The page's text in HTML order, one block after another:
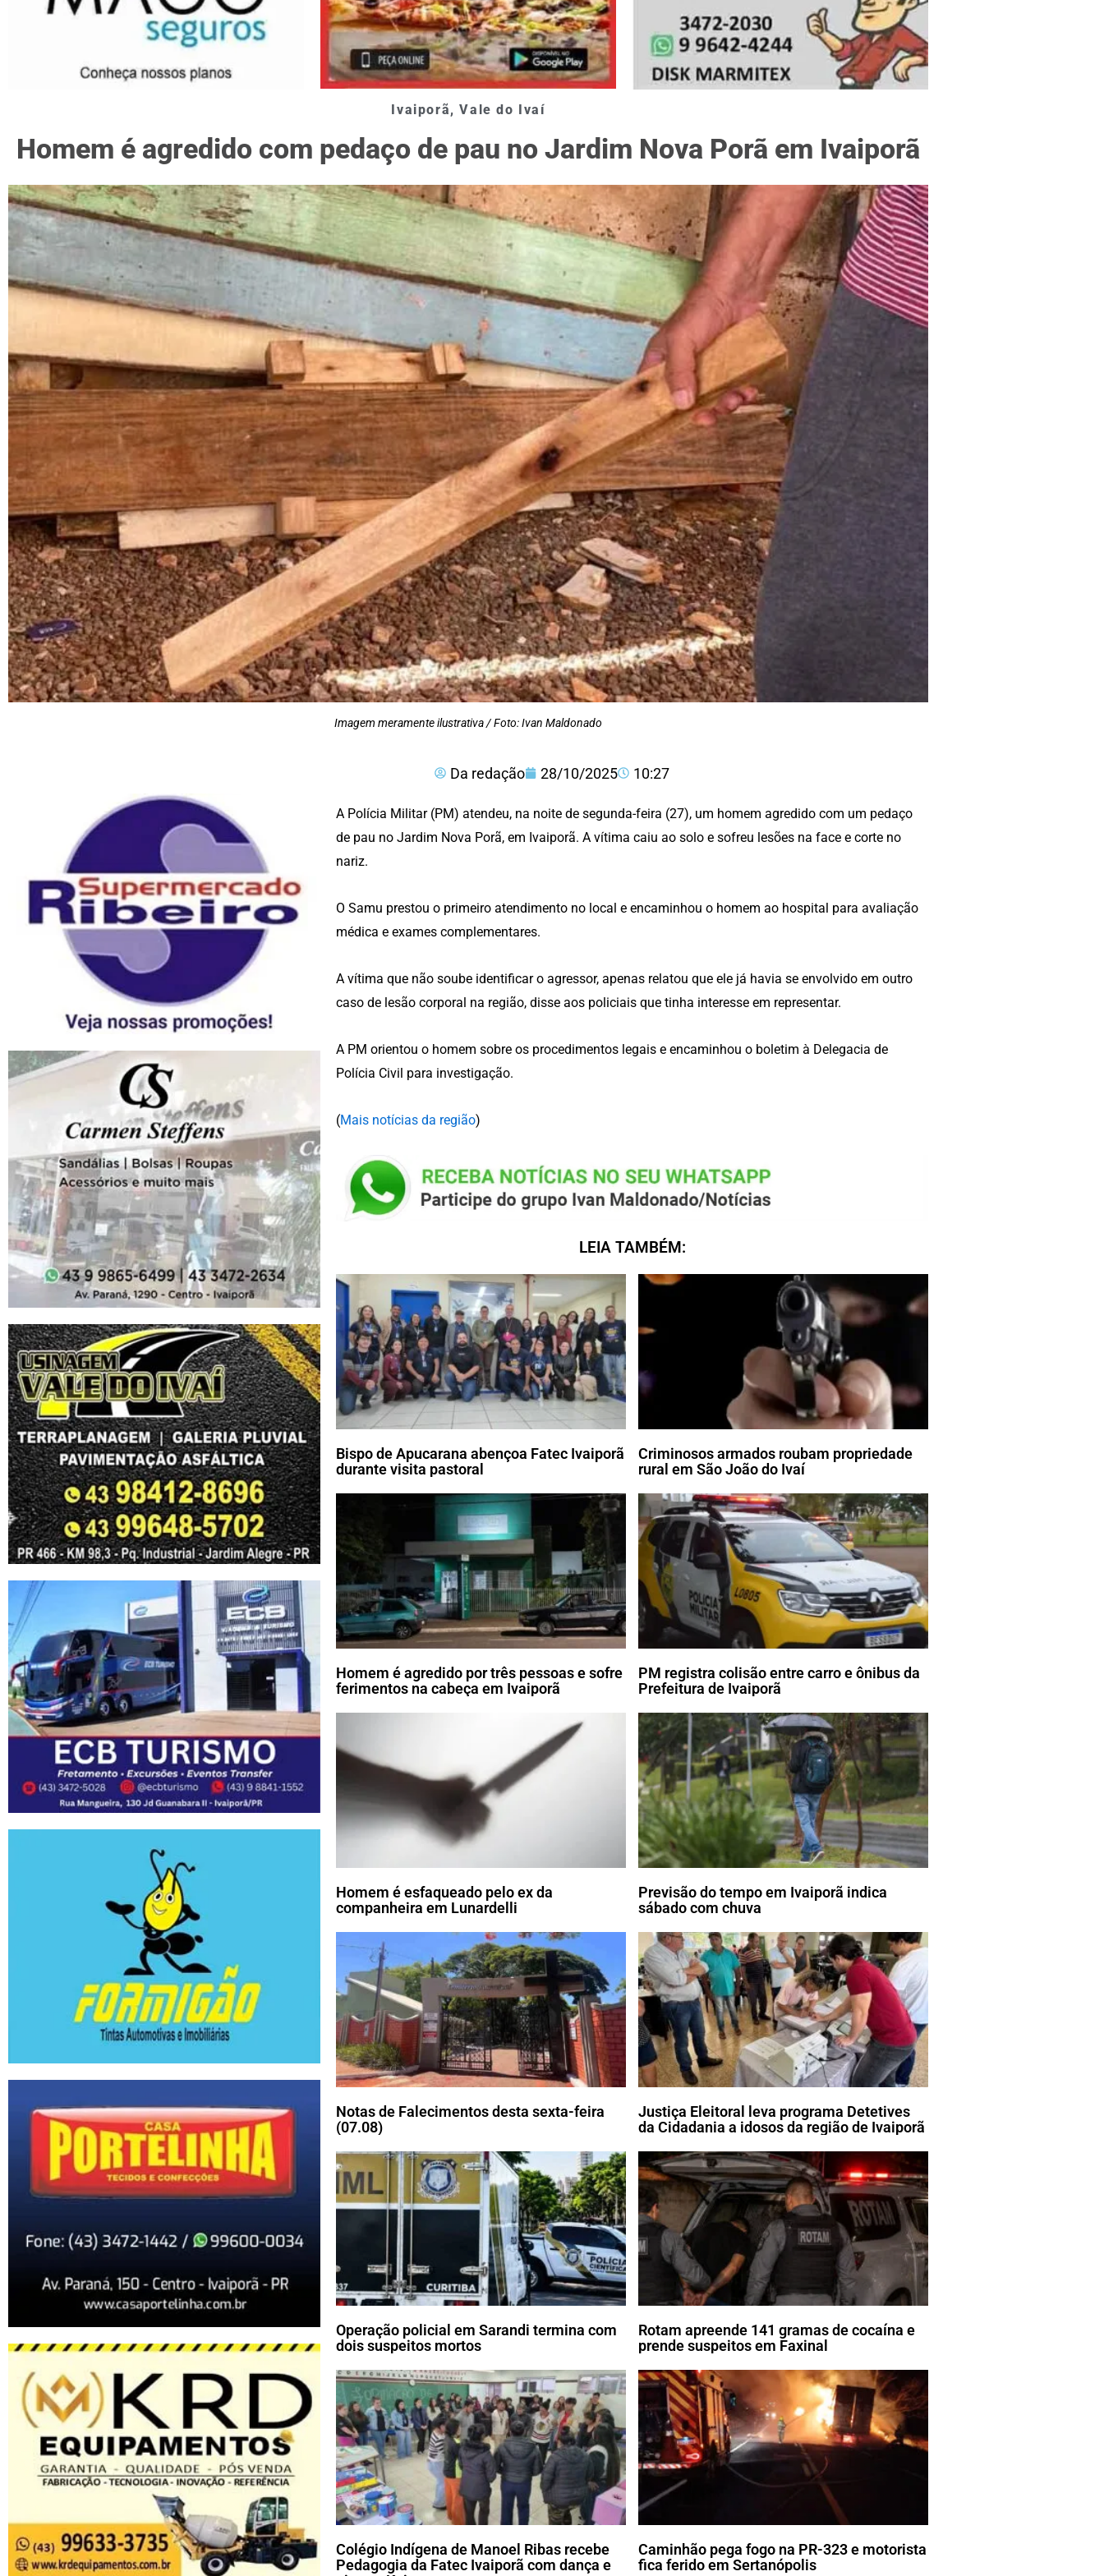
Ivaiporã,Vale do Ivaí
Homem é agredido com pedaço de pau no Jardim Nova Porã em Ivaiporã
Imagem meramente ilustrativa / Foto: Ivan Maldonado
Da redação 28/10/2025 10:27
A Polícia Militar (PM) atendeu, na noite de segunda-feira (27), um homem agredido com um pedaço
de pau no Jardim Nova Porã, em Ivaiporã. A vítima caiu ao solo e sofreu lesões na face e corte no
nariz.
O Samu prestou o primeiro atendimento no local e encaminhou o homem ao hospital para avaliação
médica e exames complementares.
A vítima que não soube identificar o agressor, apenas relatou que ele já havia se envolvido em outro
caso de lesão corporal na região, disse aos policiais que tinha interesse em representar.
A PM orientou o homem sobre os procedimentos legais e encaminhou o boletim à Delegacia de
Polícia Civil para investigação.
(Mais notícias da região)
LEIA TAMBÉM:
Bispo de Apucarana abençoa Fatec Ivaiporã
durante visita pastoral
Criminosos armados roubam propriedade
rural em São João do Ivaí
Homem é agredido por três pessoas e sofre
ferimentos na cabeça em Ivaiporã
PM registra colisão entre carro e ônibus da
Prefeitura de Ivaiporã
Homem é esfaqueado pelo ex da
companheira em Lunardelli
Previsão do tempo em Ivaiporã indica
sábado com chuva
Notas de Falecimentos desta sexta-feira
(07.08)
Justiça Eleitoral leva programa Detetives
da Cidadania a idosos da região de Ivaiporã
Operação policial em Sarandi termina com
dois suspeitos mortos
Rotam apreende 141 gramas de cocaína e
prende suspeitos em Faxinal
Colégio Indígena de Manoel Ribas recebe
Pedagogia da Fatec Ivaiporã com dança e
Caminhão pega fogo na PR-323 e motorista
fica ferido em Sertanópolis